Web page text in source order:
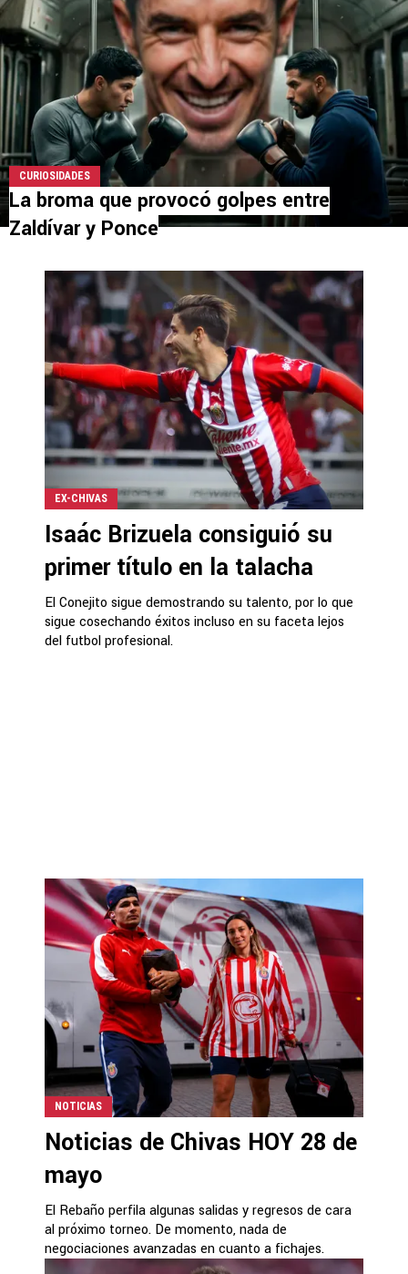
CURIOSIDADES
La broma que provocó golpes entre
Zaldívar y Ponce
EX-CHIVAS
Isaác Brizuela consiguió su
primer título en la talacha
El Conejito sigue demostrando su talento, por lo que
sigue cosechando éxitos incluso en su faceta lejos
del futbol profesional.
NOTICIAS
Noticias de Chivas HOY 28 de
mayo
El Rebaño perfila algunas salidas y regresos de cara
al próximo torneo. De momento, nada de
negociaciones avanzadas en cuanto a fichajes.